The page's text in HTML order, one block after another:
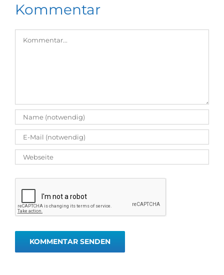
Kommentar
Kommentar